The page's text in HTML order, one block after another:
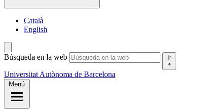
Català
English
Búsqueda en la web Ir
Universitat Autònoma de Barcelona
Menú